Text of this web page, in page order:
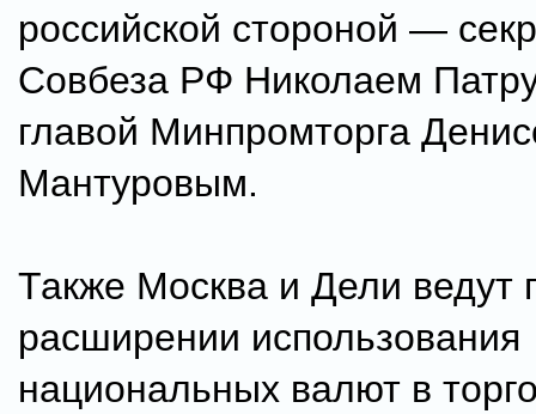
российской стороной —
Совбеза РФ Николаем
главой Минпромторга
Мантуровым.
Также Москва и Дели ведут
расширении использования
национальных валют в